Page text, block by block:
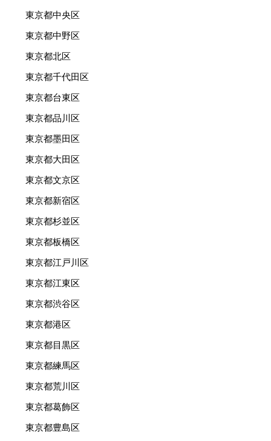
東京都中央区
東京都中野区
東京都北区
東京都千代田区
東京都台東区
東京都品川区
東京都墨田区
東京都大田区
東京都文京区
東京都新宿区
東京都杉並区
東京都板橋区
東京都江戸川区
東京都江東区
東京都渋谷区
東京都港区
東京都目黒区
東京都練馬区
東京都荒川区
東京都葛飾区
東京都豊島区